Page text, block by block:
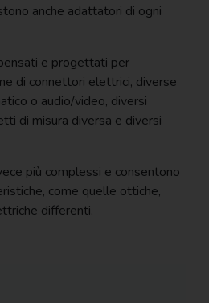
anche adattatori di ogni
e progettati per
di connettori elettrici, diverse
o audio/video, diversi
di misura diversa e diversi
più complessi e consentono
come quelle ottiche,
differenti.